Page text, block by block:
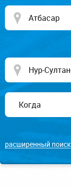
расширенный поиск